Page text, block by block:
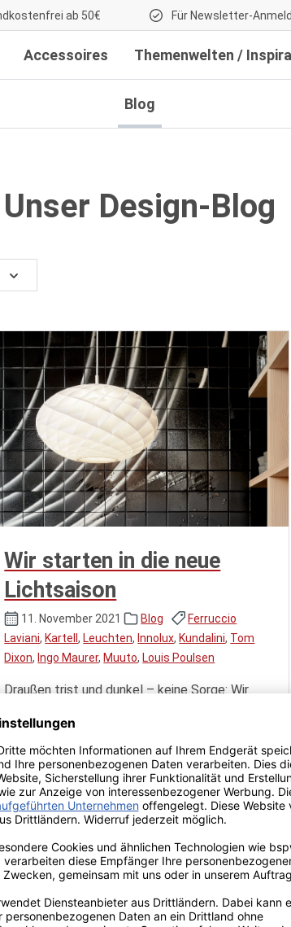
ab 50€ Für Newsletter-
Accessoires Themenwelten /
Blog
Unser Design-Blog
Wir starten in die neue
Lichtsaison
11. November 2021 Blog
Ferruccio
Laviani, Kartell, Leuchten, Innolux, Kundalini, Tom
Dixon, Ingo Maurer, Muuto, Louis Poulsen
Draußen trist und dunkel – keine Sorge: Wir
Mehr...